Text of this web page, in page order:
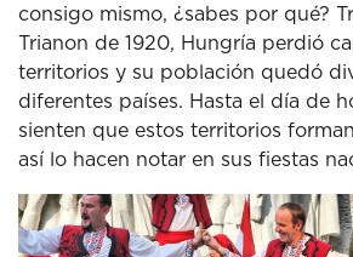
consigo mismo, ¿sabes por qué?
Trianon de 1920, Hungría perdió
territorios y su población quedó
diferentes países. Hasta el día de
sienten que estos territorios
así lo hacen notar en sus fiestas